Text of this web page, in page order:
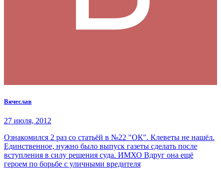
Вячеслав
27 июля, 2012
Ознакомился 2 раз со статьёй в №22 "ОК". Клеветы не нашёл.
Единственное, нужно было выпуск газеты сделать после
вступления в силу решения суда. ИМХО Вдруг она ещё
героем по борьбе с уличными вредителя